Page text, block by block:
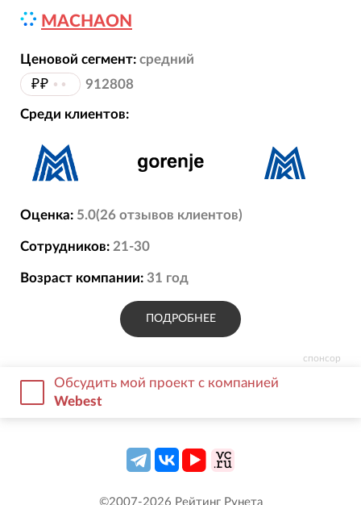
спонсор
MACHAON
Ценовой сегмент: средний
₽₽ •• 912808
Среди клиентов:
Оценка: 5.0(26 отзывов клиентов)
Сотрудников: 21-30
Возраст компании: 31 год
ПОДРОБНЕЕ
Обсудить мой проект с компанией
Webest
©2007-2026 Рейтинг Рунета